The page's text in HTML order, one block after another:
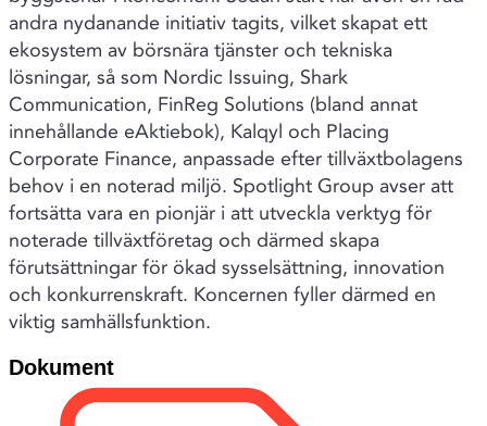
andra nydanande initiativ tagits, vilket skapat ett
ekosystem av börsnära tjänster och tekniska
lösningar, så som Nordic Issuing, Shark
Communication, FinReg Solutions (bland annat
innehållande eAktiebok), Kalqyl och Placing
Corporate Finance, anpassade efter tillväxtbolagens
behov i en noterad miljö. Spotlight Group avser att
fortsätta vara en pionjär i att utveckla verktyg för
noterade tillväxtföretag och därmed skapa
förutsättningar för ökad sysselsättning, innovation
och konkurrenskraft. Koncernen fyller därmed en
viktig samhällsfunktion.
Dokument